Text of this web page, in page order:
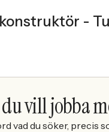
-
vill jobba
vad du söker, precis